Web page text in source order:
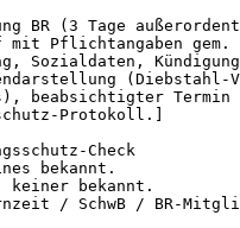
BR (3 Tage
Pflichtangaben gem.
Sozialdaten,
beabsichtigter Termin
Protokoll.]
Check
bekannt.
keiner bekannt.
/ SchwB / BR-